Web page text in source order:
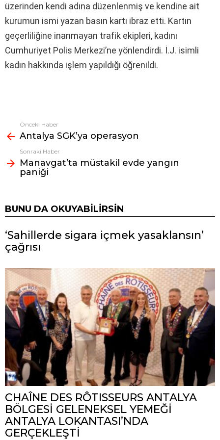
üzerinden kendi adına düzenlenmiş ve kendine ait
kurumun ismi yazan basın kartı ibraz etti. Kartın
geçerliliğine inanmayan trafik ekipleri, kadını
Cumhuriyet Polis Merkezi’ne yönlendirdi. İ.J. isimli
kadın hakkında işlem yapıldığı öğrenildi.
Fazlasına
bak
Önceki Haber
Antalya SGK’ya operasyon
Sonraki Haber
Manavgat’ta müstakil evde yangın
paniği
BUNU DA OKUYABILIRSIN
‘Sahillerde sigara içmek yasaklansın’
çağrısı
CHAÎNE DES RÔTISSEURS ANTALYA
BÖLGESİ GELENEKSEL YEMEĞİ
ANTALYA LOKANTASI’NDA
GERÇEKLEŞTİ